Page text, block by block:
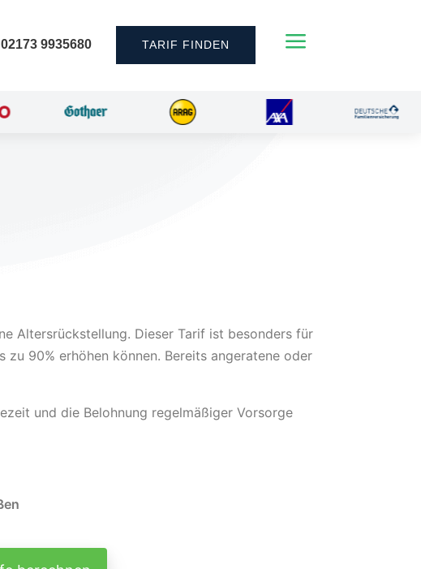
02173 9935680 TARIF FINDEN a
Altersrückstellung. Dieser Tarif ist besonders für
90% erhöhen können. Bereits angeratene oder
und die Belohnung regelmäßiger Vorsorge